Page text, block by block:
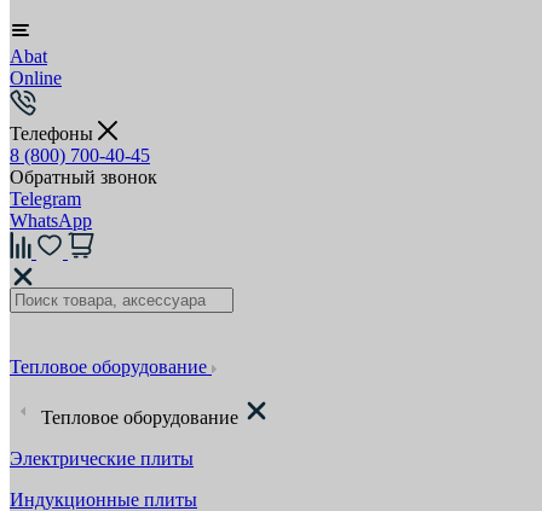
Abat
Online
Телефоны
8 (800) 700-40-45
Обратный звонок
Telegram
WhatsApp
Тепловое оборудование
Тепловое оборудование
Электрические плиты
Индукционные плиты